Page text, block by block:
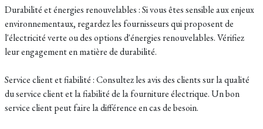
Durabilité et énergies renouvelables : Si vous êtes sensible aux enjeux
environnementaux, regardez les fournisseurs qui proposent de
l'électricité verte ou des options d'énergies renouvelables. Vérifiez
leur engagement en matière de durabilité.
Service client et fiabilité : Consultez les avis des clients sur la qualité
du service client et la fiabilité de la fourniture électrique. Un bon
service client peut faire la différence en cas de besoin.